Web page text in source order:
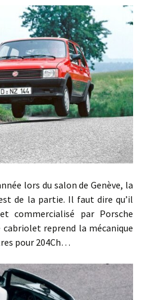
lors du salon de Genève, la
de la partie. Il faut dire qu’il
commercialisé par Porsche
cabriolet reprend la mécanique
pour 204Ch…